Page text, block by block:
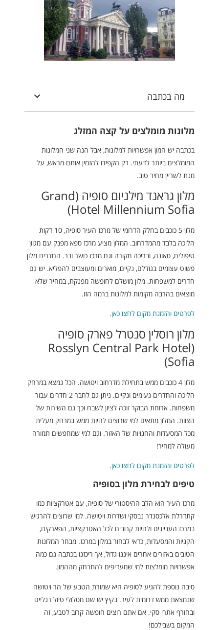
מה בכתבה
מלונות מומלצים על קצה המזלג
בכתבה יש המון אפשרויות למלונות, אבל הנה שני המלונות
המומלצים ביותר לדעתי. רק הקפידו להזמין אותם מראש, על
מנת לשריין מחיר טוב.
מלון גראנד מילניום סופיה (Grand
Hotel Millennium Sofia)
מלון 5 כוכבים בחלק הדרומי של מרכז העיר סופיה, 10 דקות
הליכה בלבד מהמדרחוב. המלון מציע מרכז ספא מפנק עם מגוון
טיפולים, סאונה, ובריכה מקורה וגם מרכז כושר ובר. החדרים מלון
פשוט עצומים בגודלם, נקיים, מוארים ומעוצבים להפליא. יש גם
חדרים למשפחות. מלון מושלם לחופשה מפנקת, במחיר שלא
מוצאים בהרבה מקומות למלונות ברמה הזו.
לפרטים והזמנת מקום לחצו כאן.
מלון רוסלין סנטרל פארק סופיה
(Rosslyn Central Park Hotel
Sofia)
מלון 4 כוכבים ממש בתחילת מדרחוב ויטושה. הכל נמצא במרחק
הליכה והחדרים נעימים ונקיים. ניתן גם לחבר 2 חדרים עבור
משפחות. ארוחת הבוקר זוכה לציון לשבח וכך גם השירות של
הצוות. המלון מתאים למי שרוצים להיות ממש במרחק מעלית
מכל המסעדות והחנויות של האזור. וגם למי שמחפשים תמורה
מעולה למחיר!
לפרטים והזמנת מקום לחצו כאן.
טיפים לבחירת מלון בסופיה
מרכז העיר הוא הלב ההיסטורי של סופיה, עם אטרקציות כמו
קתדרלת אלכסנדר נבסקי ושדרות ויטושה. למי שרוצים להרגיש
במרכז העניינים ולהיות קרובים לכל האטרקציות, הפארקים,
הקניות והמסעדות, כדאי לבחור במלון במרכז. מבחר המלונות
הטובים באזורים אחרים איננו גדול, אך ריכזנו בכתבה גם כמה
אפשרויות מומלצות למי שמעדיפים להתרחק מההמון.
סיבה נוספת להגיע לסופיה היא שמורת הטבע של הר ויטושה
שנמצאת ממש דרומית לעיר. בקיץ יש שם מסלולי טיול רגליים
ובחורף אתרי סקי. אם אתם רוצים חופשה קרוב לטבע, זה
המקום בשבילכם!